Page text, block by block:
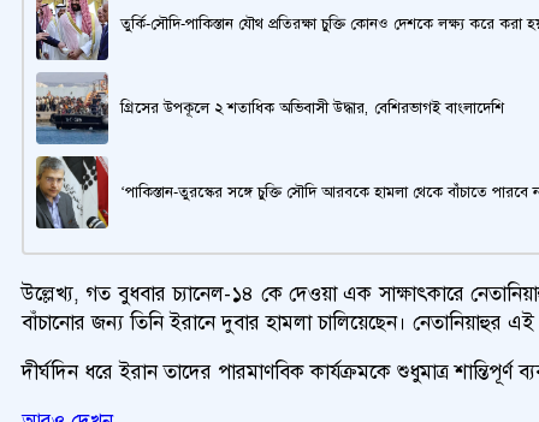
তুর্কি-সৌদি-পাকিস্তান যৌথ প্রতিরক্ষা চুক্তি কোনও দেশকে লক্ষ্য করে করা
গ্রিসের উপকূলে ২ শতাধিক অভিবাসী উদ্ধার, বেশিরভাগই বাংলাদেশি
‘পাকিস্তান-তুরস্কের সঙ্গে চুক্তি সৌদি আরবকে হামলা থেকে বাঁচাতে পারবে
উল্লেখ্য, গত বুধবার চ্যানেল-১৪ কে দেওয়া এক সাক্ষাৎকারে
বাঁচানোর জন্য তিনি ইরানে দুবার হামলা চালিয়েছেন।
দীর্ঘদিন ধরে ইরান তাদের পারমাণবিক কার্যক্রমকে শুধুমাত্র